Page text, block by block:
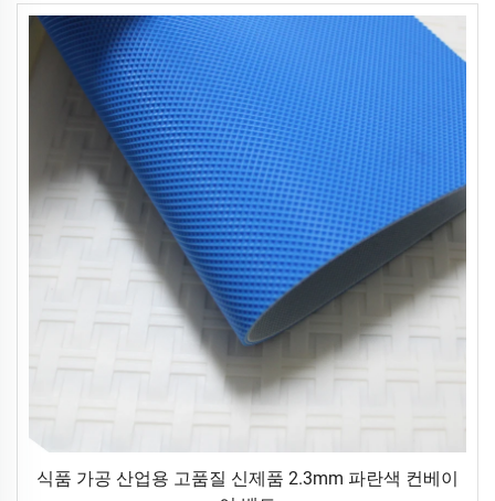
식품 가공 산업용 고품질 신제품 2.3mm 파란색 컨베이